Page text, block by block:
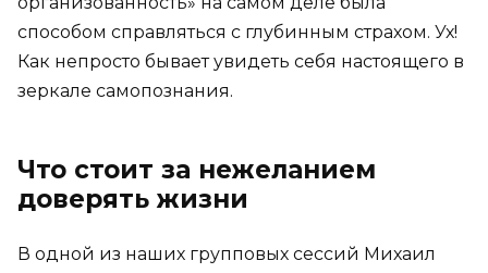
способом справляться с глубинным страхом. Ух!
Как непросто бывает увидеть себя настоящего в
зеркале самопознания.
Что стоит за нежеланием
доверять жизни
В одной из наших групповых сессий Михаил